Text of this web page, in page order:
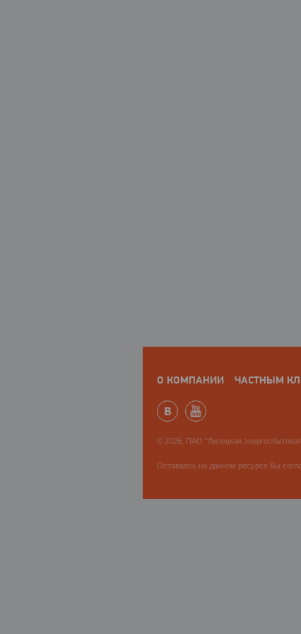
О КОМПАНИИ ЧАСТНЫМ
© 2026, ПАО "Липецкая
Оставаясь на данном ресурсе Вы